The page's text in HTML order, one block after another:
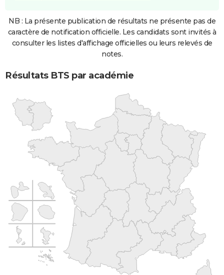
NB : La présente publication de résultats ne présente pas de
caractère de notification officielle. Les candidats sont invités à
consulter les listes d'affichage officielles ou leurs relevés de
notes.
Résultats BTS par académie